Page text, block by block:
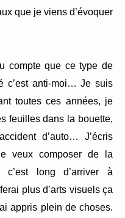
que je viens d’évoquer
compte que ce type de
c’est anti-moi… Je suis
toutes ces années, je
feuilles dans la bouette,
d’auto… J’écris
veux composer de la
long d’arriver à
plus d’arts visuels ça
appris plein de choses.